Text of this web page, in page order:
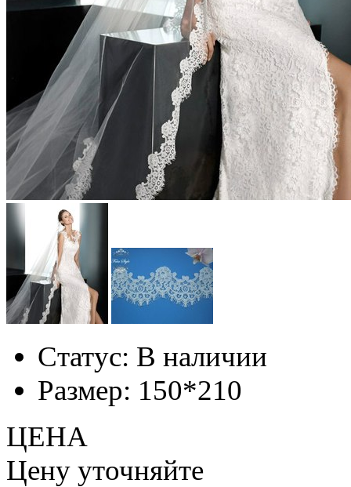
Статус: В наличии
Размер: 150*210
ЦЕНА
Цену уточняйте